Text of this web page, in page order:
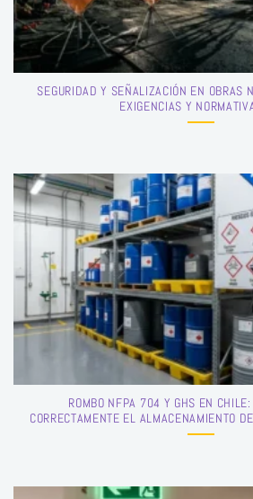
SEGURIDAD Y SEÑALIZACIÓN EN OBRAS
EXIGENCIAS Y
ROMBO NFPA 704 Y GHS EN CHILE:
CORRECTAMENTE EL ALMACENAMIENTO